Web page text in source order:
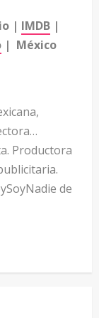
| IMDB |
| México
Productora
de